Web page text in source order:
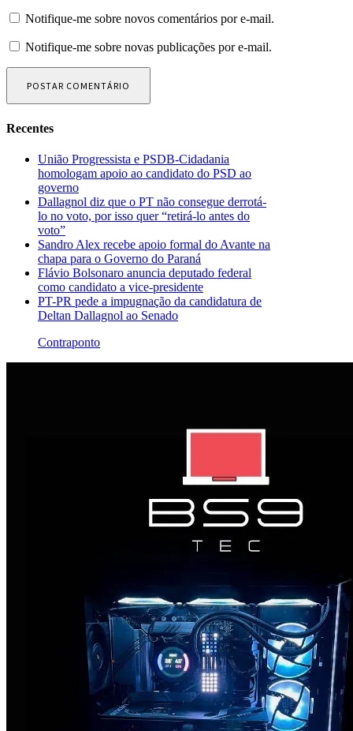
Notifique-me sobre novos comentários por e-mail.
Notifique-me sobre novas publicações por e-mail.
Recentes
União Progressista e PSDB-Cidadania
homologam apoio ao candidato do PSD ao
governo
Dallagnol diz que o PT não consegue derrotá-
lo no voto, por isso quer “retirá-lo antes do
voto”
Sandro Alex recebe apoio formal do Avante na
chapa para o Governo do Paraná
Flávio Bolsonaro anuncia deputado federal
como candidato a vice-presidente
PT-PR pede a impugnação da candidatura de
Deltan Dallagnol ao Senado
Contraponto